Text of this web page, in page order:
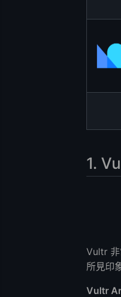
更多地區 VPS 主機供應商
1.
Vultr 非
所見印
Vultr